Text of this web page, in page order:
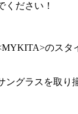
ください！
のスタ
ングラスを取り